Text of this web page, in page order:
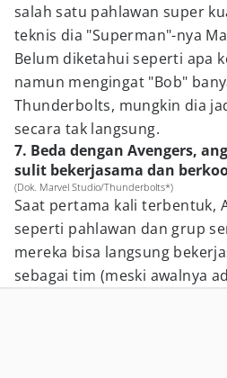
salah satu pahlawan super
teknis dia "Superman"-nya
Belum diketahui seperti apa
namun mengingat "Bob"
Thunderbolts, mungkin dia
secara tak langsung.
7. Beda dengan Avengers,
sulit bekerjasama dan
(Dok. Marvel Studio/Thunderbolts*)
Saat pertama kali terbentuk,
seperti pahlawan dan grup
mereka bisa langsung
sebagai tim (meski awalnya